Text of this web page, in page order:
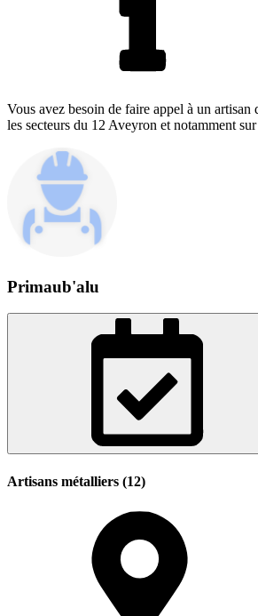
Vous avez besoin de faire appel à un artisan
les secteurs du 12 Aveyron et notamment
Primaub'alu
Artisans métalliers (12)